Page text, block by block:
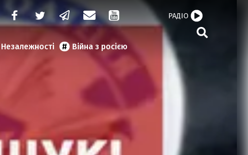
Незалежності Війна з росією
РАДІО